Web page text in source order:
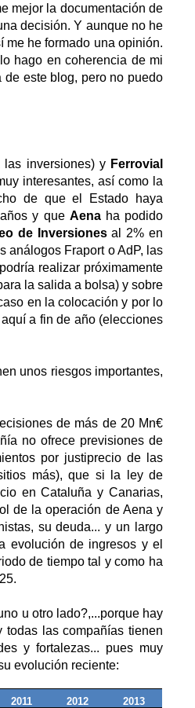
mejor la documentación de
decisión. Y aunque no he
me he formado una opinión.
hago en coherencia de mi
este blog, pero no puedo
inversiones) y Ferrovial
interesantes, así como la
de que el Estado haya
y que Aenaha podido
de Inversionesal 2% en
análogos Fraport o AdP, las
realizar próximamente
la salida a bolsa) y sobre
en la colocación y por lo
a fin de año (elecciones
unos riesgos importantes,
de más de 20 Mn€
no ofrece previsiones de
por justiprecio de las
más), que si la ley de
en Cataluña y Canarias,
de la operación de Aena y
su deuda... y un largo
evolución de ingresos y el
de tiempo tal y como ha
u otro lado?,...porque hay
las compañías tienen
y fortalezas... pues muy
evolución reciente:
2011 2012
2013